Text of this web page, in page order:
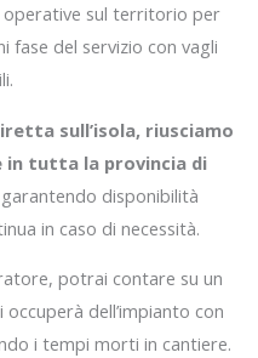
operative sul territorio per
fase del servizio con vagli
sull’isola, riusciamo
in tutta la provincia di
disponibilità
in caso di necessità.
potrai contare su un
dell’impianto con
i tempi morti in cantiere.